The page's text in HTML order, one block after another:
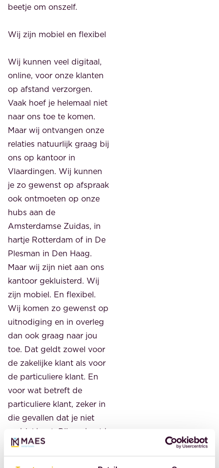
beetje om onszelf.
Wij zijn mobiel en flexibel
Wij kunnen veel digitaal,
online, voor onze klanten
op afstand verzorgen.
Vaak hoef je helemaal niet
naar ons toe te komen.
Maar wij ontvangen onze
relaties natuurlijk graag bij
ons op kantoor in
Vlaardingen. Wij kunnen
je zo gewenst op afspraak
ook ontmoeten op onze
hubs aan de
Amsterdamse Zuidas, in
hartje Rotterdam of in De
Plesman in Den Haag.
Maar wij zijn niet aan ons
kantoor gekluisterd. Wij
zijn mobiel. En flexibel.
Wij komen zo gewenst op
uitnodiging en in overleg
dan ook graag naar jou
toe. Dat geldt zowel voor
de zakelijke klant als voor
de particuliere klant. En
voor wat betreft de
particuliere klant, zeker in
die gevallen dat je niet
mobiel bent. Bijvoorbeeld
vanwege een respectabele
leeftijd of vanwege